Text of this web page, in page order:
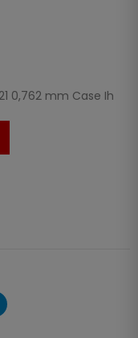
0,762 mm Case Ih